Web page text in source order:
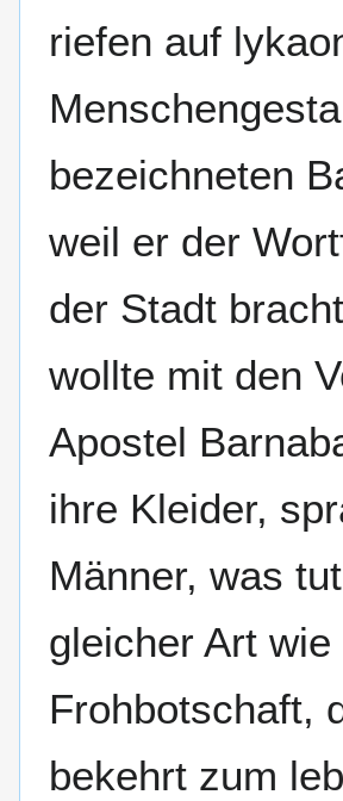
riefen auf
bezeichneten
weil er der
der Stadt
wollte mit den
Apostel
ihre Kleider,
Männer, was
gleicher Art
Frohbotschaft,
bekehrt zum